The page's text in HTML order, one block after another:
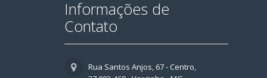
Informações de
Contato
Rua Santos Anjos, 67 - Centro,